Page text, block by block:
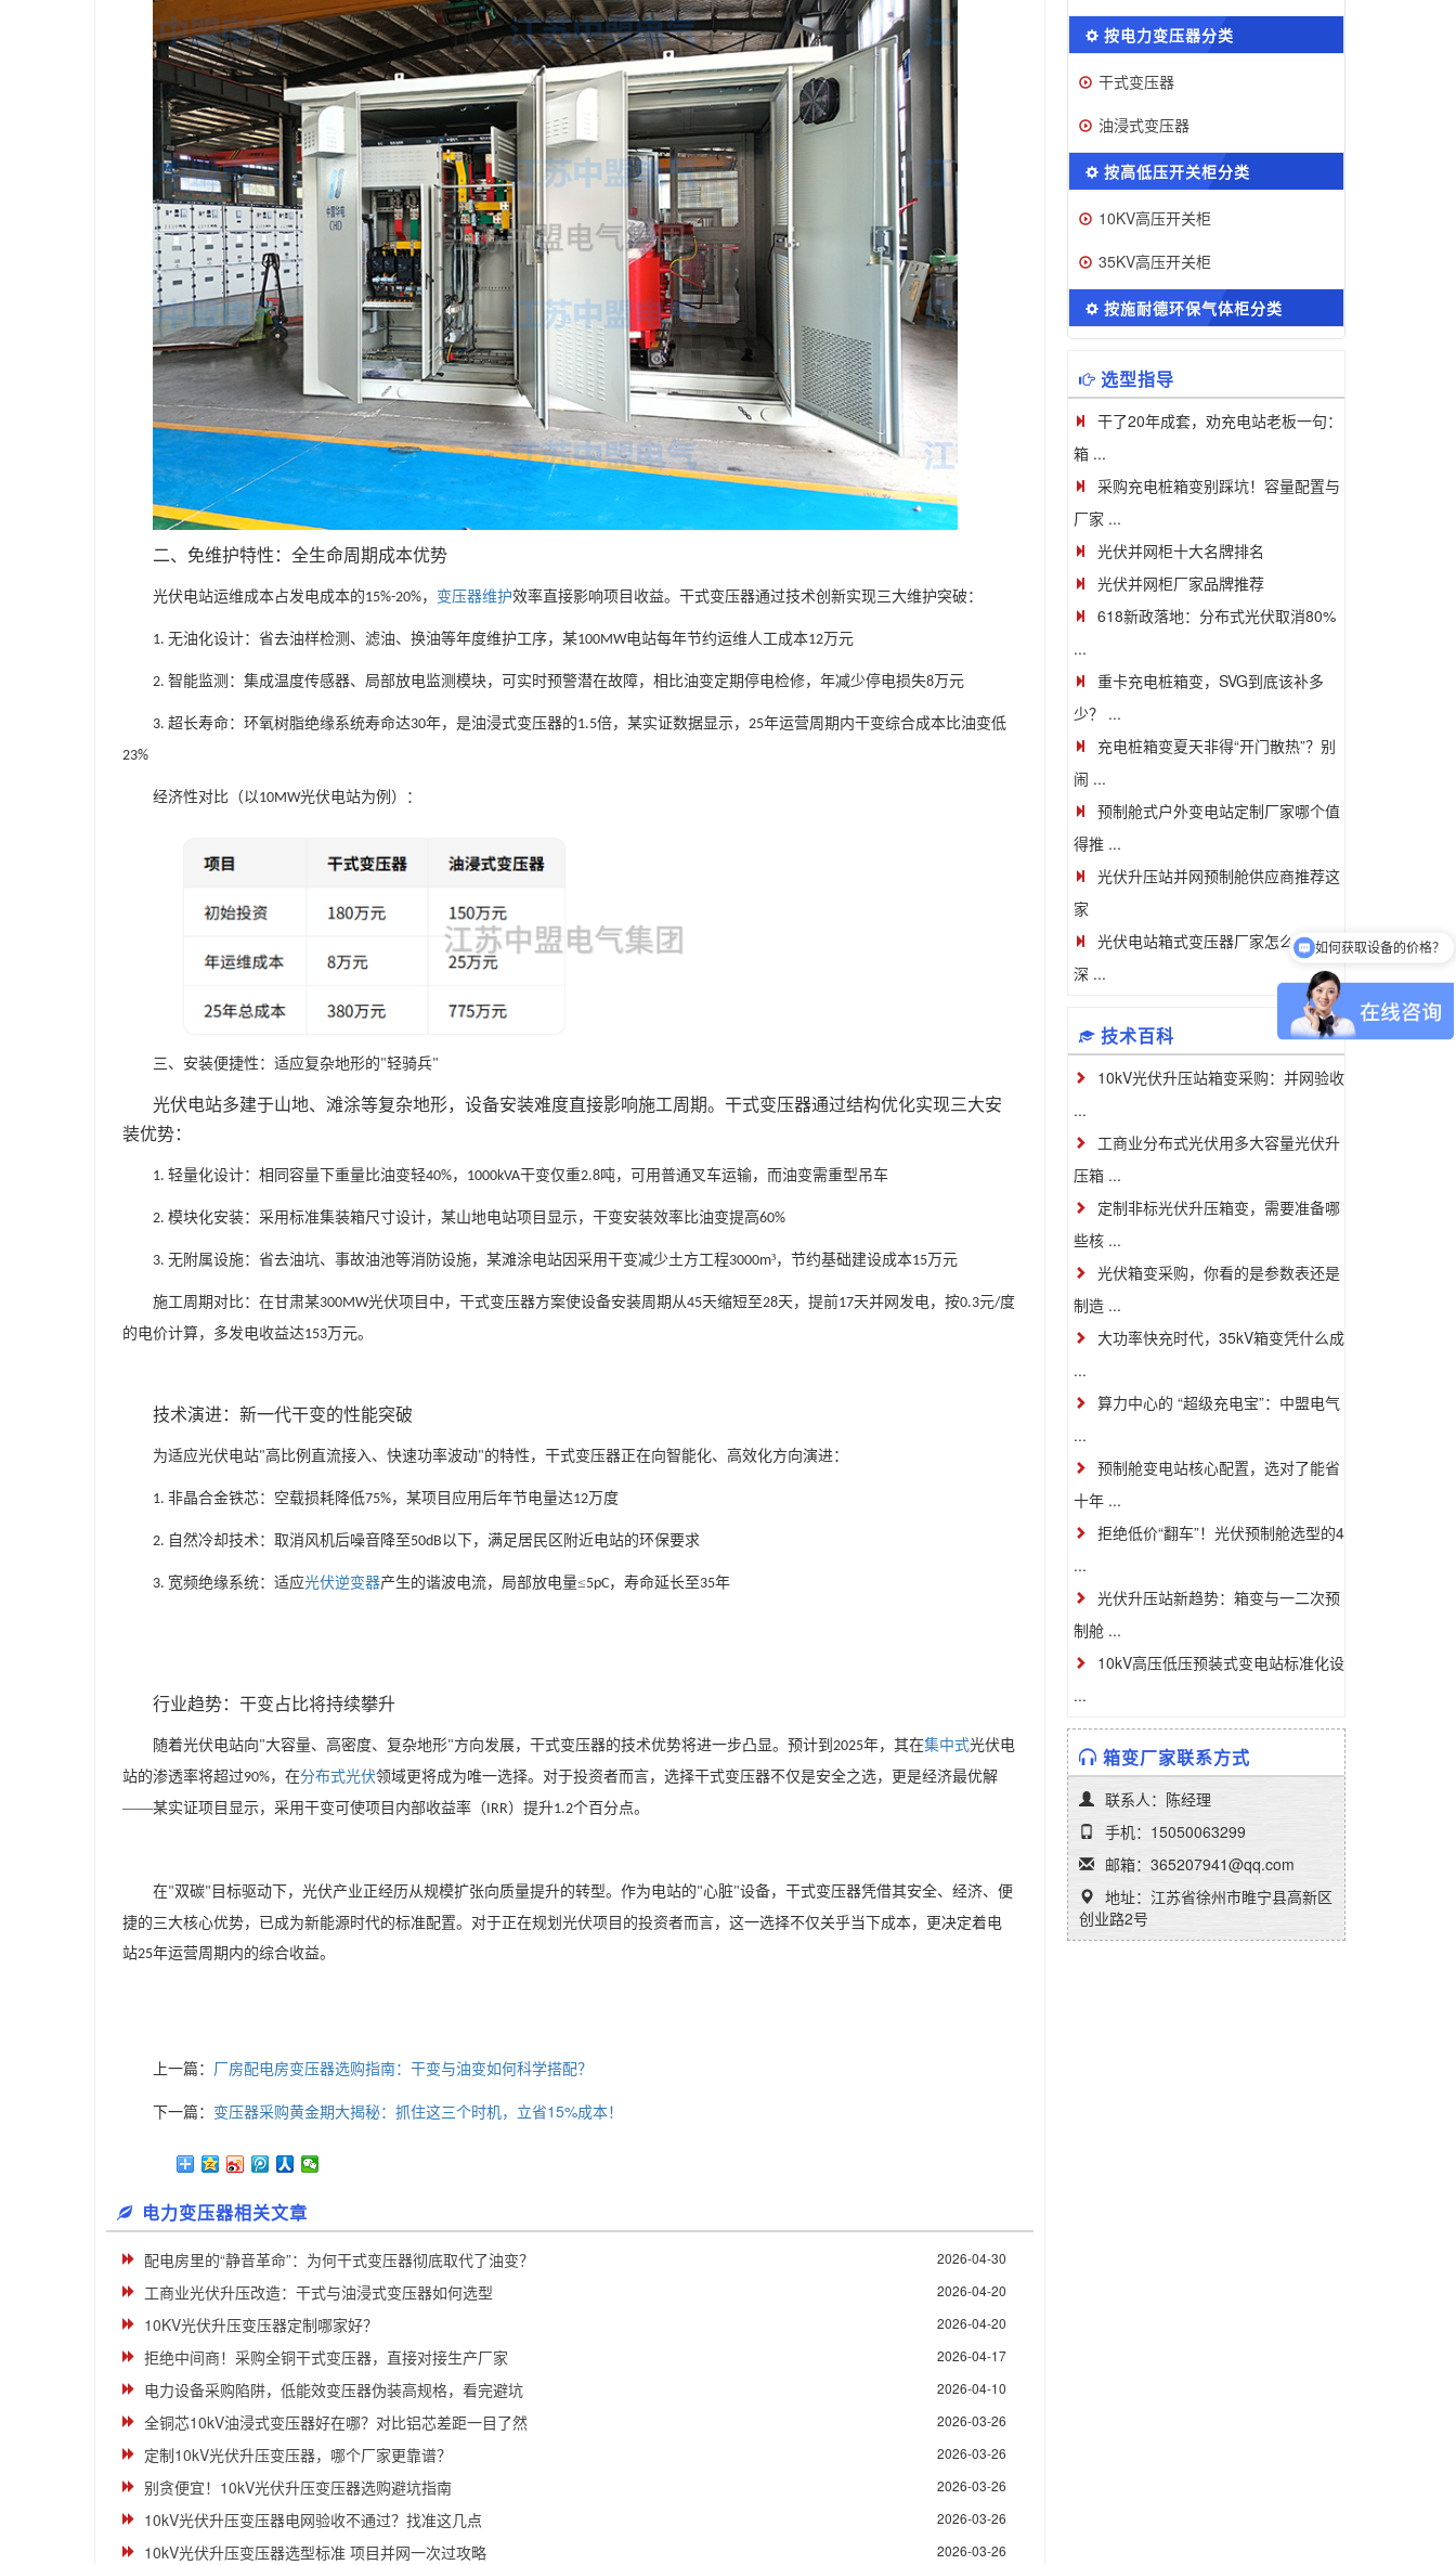
二、免维护特性：全生命周期成本优势
光伏电站运维成本占发电成本的15%-20%， 变压器维护效率直接影响项目收益。干式变压器通过技术创新实现三大维护突破：
1. 无油化设计：省去油样检测、滤油、换油等年度维护工序，某100MW电站每年节约运维人工成本12万元
2. 智能监测：集成温度传感器、局部放电监测模块，可实时预警潜在故障，相比油变定期停电检修，年减少停电损失8万元
3. 超长寿命：环氧树脂绝缘系统寿命达30年，是油浸式变压器的1.5倍，某实证数据显示， 25年运营周期内干变综合成本比油变低
23%
经济性对比（以10MW光伏电站为例）：
三、安装便捷性：适应复杂地形的"轻骑兵"
光伏电站多建于山地、滩涂等复杂地形，设备安装难度直接影响施工周期。干式变压器通过结构优化实现三大安
装优势：
1. 轻量化设计：相同容量下重量比油变轻40%， 1000kVA干变仅重2.8吨，可用普通叉车运输，而油变需重型吊车
2. 模块化安装：采用标准集装箱尺寸设计，某山地电站项目显示，干变安装效率比油变提高60%
3. 无附属设施：省去油坑、事故油池等消防设施，某滩涂电站因采用干变减少土方工程3000m³，节约基础建设成本15万元
施工周期对比：在甘肃某300MW光伏项目中，干式变压器方案使设备安装周期从45天缩短至28天，提前17天并网发电，按0.3元/度
的电价计算，多发电收益达153万元。
技术演进：新一代干变的性能突破
为适应光伏电站"高比例直流接入、快速功率波动"的特性，干式变压器正在向智能化、高效化方向演进：
1. 非晶合金铁芯：空载损耗降低75%，某项目应用后年节电量达12万度
2. 自然冷却技术：取消风机后噪音降至50dB以下，满足居民区附近电站的环保要求
3. 宽频绝缘系统：适应光伏逆变器产生的谐波电流，局部放电量≤5pC，寿命延长至35年
行业趋势：干变占比将持续攀升
随着光伏电站向"大容量、高密度、复杂地形"方向发展，干式变压器的技术优势将进一步凸显。预计到 2025年，其在集中式光伏电
站的渗透率将超过90%，在分布式光伏领域更将成为唯一选择。对于投资者而言，选择干式变压器不仅是安全之选，更是经济最优解
——某实证项目显示，采用干变可使项目内部收益率（IRR）提升1.2个百分点。
在"双碳" 目标驱动下，光伏产业正经历从规模扩张向质量提升的转型。作为电站的"心脏"设备，干式变压器凭借其安全、经济、便
捷的三大核心优势，已成为新能源时代的标准配置。对于正在规划光伏项目的投资者而言，这一选择不仅关乎当下成本，更决定着电
站25年运营周期内的综合收益。
上一篇： 厂房配电房变压器选购指南：干变与油变如何科学搭配？
下一篇： 变压器采购黄金期大揭秘：抓住这三个时机，立省15%成本！
电力变压器相关文章
配电房里的“静音革命”：为何干式变压器彻底取代了油变？ 2026-04-30
工商业光伏升压改造：干式与油浸式变压器如何选型 2026-04-20
10KV光伏升压变压器定制哪家好？ 2026-04-20
拒绝中间商！采购全铜干式变压器，直接对接生产厂家 2026-04-17
电力设备采购陷阱，低能效变压器伪装高规格，看完避坑 2026-04-10
全铜芯10kV油浸式变压器好在哪？对比铝芯差距一目了然 2026-03-26
定制10kV光伏升压变压器，哪个厂家更靠谱？ 2026-03-26
别贪便宜！10kV光伏升压变压器选购避坑指南 2026-03-26
10kV光伏升压变压器电网验收不通过？找准这几点 2026-03-26
10kV光伏升压变压器选型标准 项目并网一次过攻略 2026-03-26
按电力变压器分类
干式变压器
油浸式变压器
按高低压开关柜分类
10KV高压开关柜
35KV高压开关柜
按施耐德环保气体柜分类
选型指导
干了20年成套，劝充电站老板一句：
箱 ...
采购充电桩箱变别踩坑！容量配置与
厂家 ...
光伏并网柜十大名牌排名
光伏并网柜厂家品牌推荐
618新政落地：分布式光伏取消80%
...
重卡充电桩箱变，SVG到底该补多
少？ ...
充电桩箱变夏天非得“开门散热”？别
闹 ...
预制舱式户外变电站定制厂家哪个值
得推 ...
光伏升压站并网预制舱供应商推荐这
家
光伏电站箱式变压器厂家怎么挑？资
深 ...
技术百科
10kV光伏升压站箱变采购：并网验收
...
工商业分布式光伏用多大容量光伏升
压箱 ...
定制非标光伏升压箱变，需要准备哪
些核 ...
光伏箱变采购，你看的是参数表还是
制造 ...
大功率快充时代，35kV箱变凭什么成
...
算力中心的 “超级充电宝”：中盟电气
...
预制舱变电站核心配置，选对了能省
十年 ...
拒绝低价“翻车”！光伏预制舱选型的4
...
光伏升压站新趋势：箱变与一二次预
制舱 ...
10kV高压低压预装式变电站标准化设
...
箱变厂家联系方式
联系人：陈经理
手机：15050063299
邮箱：365207941@qq.com
地址：江苏省徐州市睢宁县高新区
创业路2号
可以介绍下你们的产品么